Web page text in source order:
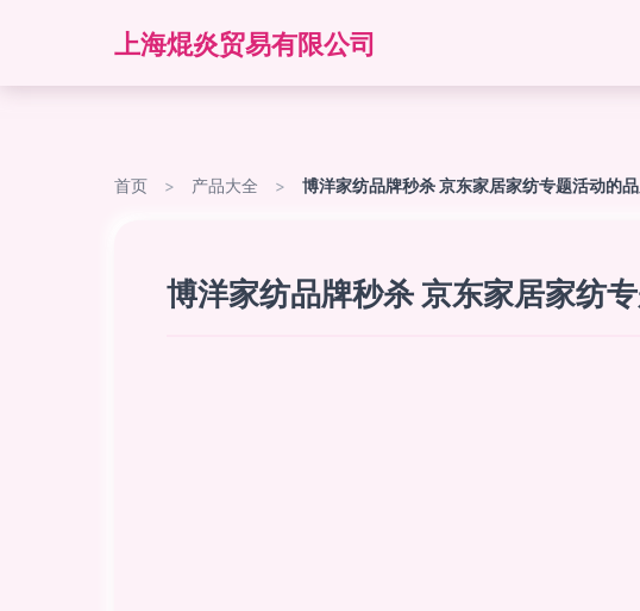
上海焜炎贸易有限公司
首页 > 产品大全 > 博洋家纺品牌秒杀 京东家居家纺专题活动的
博洋家纺品牌秒杀 京东家居家纺